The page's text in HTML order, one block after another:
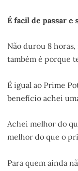
É facil de passar e
Não durou 8 horas,
também é porque
É igual ao Prime
benefício achei
Achei melhor do
melhor do que o
Para quem ainda